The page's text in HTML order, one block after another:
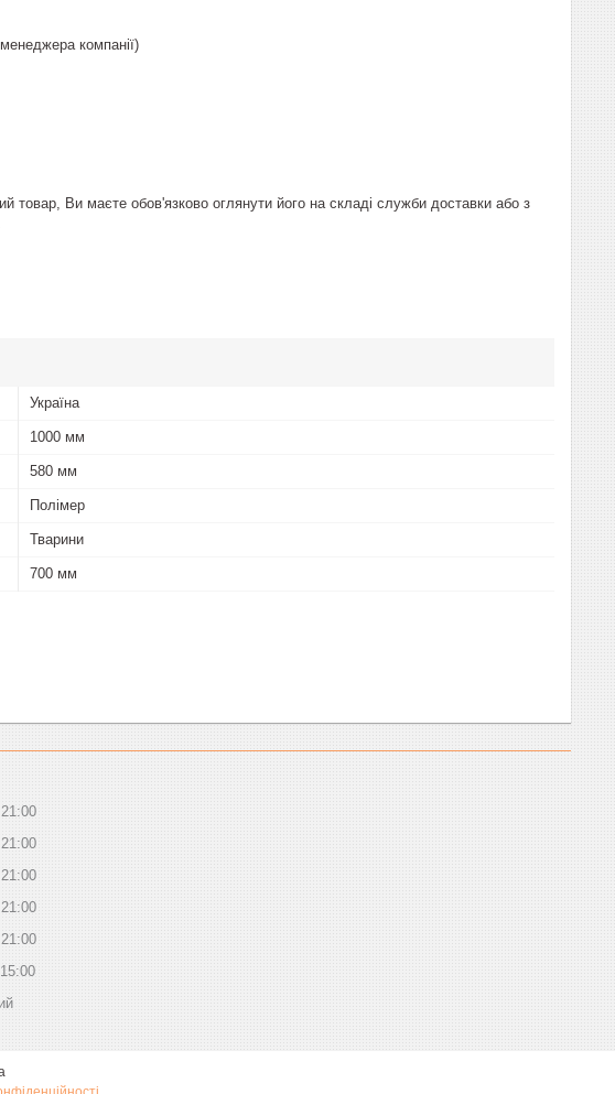
компанії)
товар, Ви маєте обов'язково оглянути його на складі служби доставки або з
Україна
1000 мм
580 мм
Полімер
Тварини
700 мм
21:00
21:00
21:00
21:00
21:00
15:00